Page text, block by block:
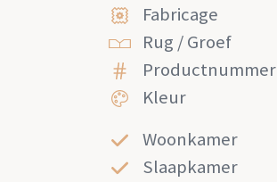
Fabricage
Rug / Groef
Productnummer
Kleur
Woonkamer
Slaapkamer